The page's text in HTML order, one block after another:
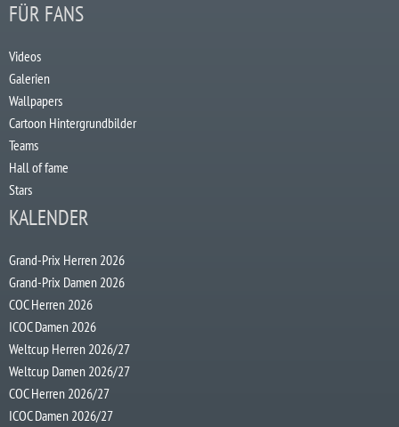
FÜR FANS
Videos
Galerien
Wallpapers
Cartoon Hintergrundbilder
Teams
Hall of fame
Stars
KALENDER
Grand-Prix Herren 2026
Grand-Prix Damen 2026
COC Herren 2026
ICOC Damen 2026
Weltcup Herren 2026/27
Weltcup Damen 2026/27
COC Herren 2026/27
ICOC Damen 2026/27